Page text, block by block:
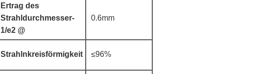
Ertrag des
Strahldurchmesser-
1/e2 @
0.6mm
Strahlnkreisförmigkeit ≤96%